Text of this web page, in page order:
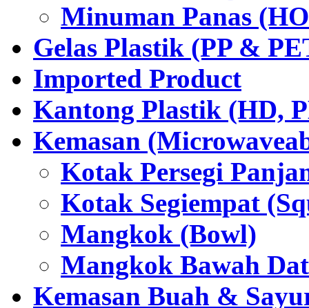
Minuman Panas
Gelas Plastik (PP &
Imported Product
Kantong Plastik (HD,
Kemasan
Kotak Persegi
Kotak Segiempat
Mangkok (Bowl)
Mangkok Bawah
Kemasan Buah &